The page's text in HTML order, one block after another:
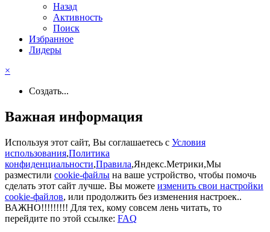
Назад
Активность
Поиск
Избранное
Лидеры
×
Создать...
Важная информация
Используя этот сайт, Вы соглашаетесь с Условия
использования,Политика
конфиденциальности,Правила,Яндекс.Метрики,Мы
разместили cookie-файлы на ваше устройство, чтобы помочь
сделать этот сайт лучше. Вы можете изменить свои настройки
cookie-файлов, или продолжить без изменения настроек..
ВАЖНО!!!!!!!!! Для тех, кому совсем лень читать, то
перейдите по этой ссылке: FAQ